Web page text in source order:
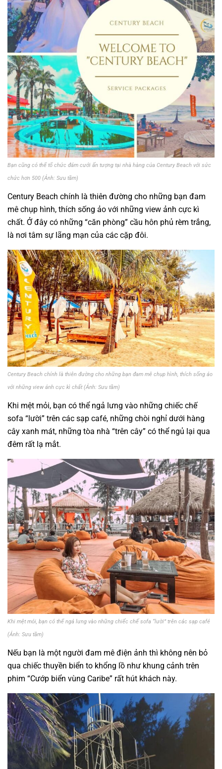
Bạn cũng có thể tổ chức đám cưới ấn tượng tại nhà hàng của Century Beach với sức
chức hơn 500 (Ảnh: Sưu tầm)
Century Beach chính là thiên đường cho những bạn đam
mê chụp hình, thích sống ảo với những view ảnh cực kì
chất. Ở đây có những “căn phòng” cầu hôn phủ rèm trắng,
là nơi tâm sự lãng mạn của các cặp đôi.
Century Beach chính là thiên đường cho những bạn đam mê chụp hình, thích sống ảo
với những view ảnh cực kì chất (Ảnh: Sưu tầm)
Khi mệt mỏi, bạn có thể ngả lưng vào những chiếc chế
sofa “lười” trên các sạp café, những chòi nghỉ dưới hàng
cây xanh mát, những tòa nhà “trên cây” có thể ngủ lại qua
đêm rất lạ mắt.
Khi mệt mỏi, bạn có thể ngả lưng vào những chiếc chế sofa “lười” trên các sạp café
(Ảnh: Sưu tầm)
Nếu bạn là một người đam mê điện ảnh thì không nên bỏ
qua chiếc thuyền biển to khổng lồ như khung cảnh trên
phim “Cướp biển vùng Caribe” rất hút khách này.